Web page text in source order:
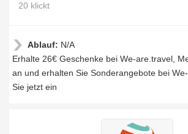
20 klickt
Ablauf: N/A
Erhalte 26€ Geschenke bei We-are.travel,
an und erhalten Sie Sonderangebote bei
Sie jetzt ein